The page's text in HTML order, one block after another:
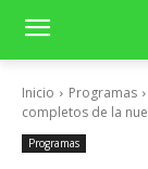
Inicio Programas
completos de la
Programas